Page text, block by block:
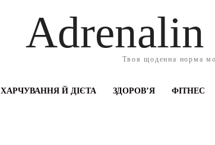
Adrenalin
Твоя щоденна норма
ХАРЧУВАННЯ Й ДІЄТА ЗДОРОВ’Я ФІТНЕС